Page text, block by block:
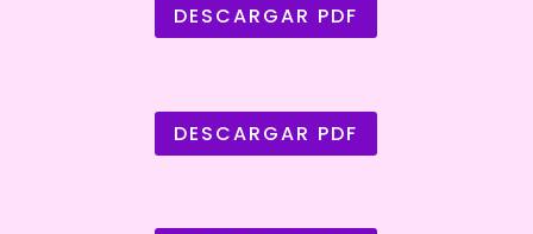
DESCARGAR PDF
DESCARGAR PDF